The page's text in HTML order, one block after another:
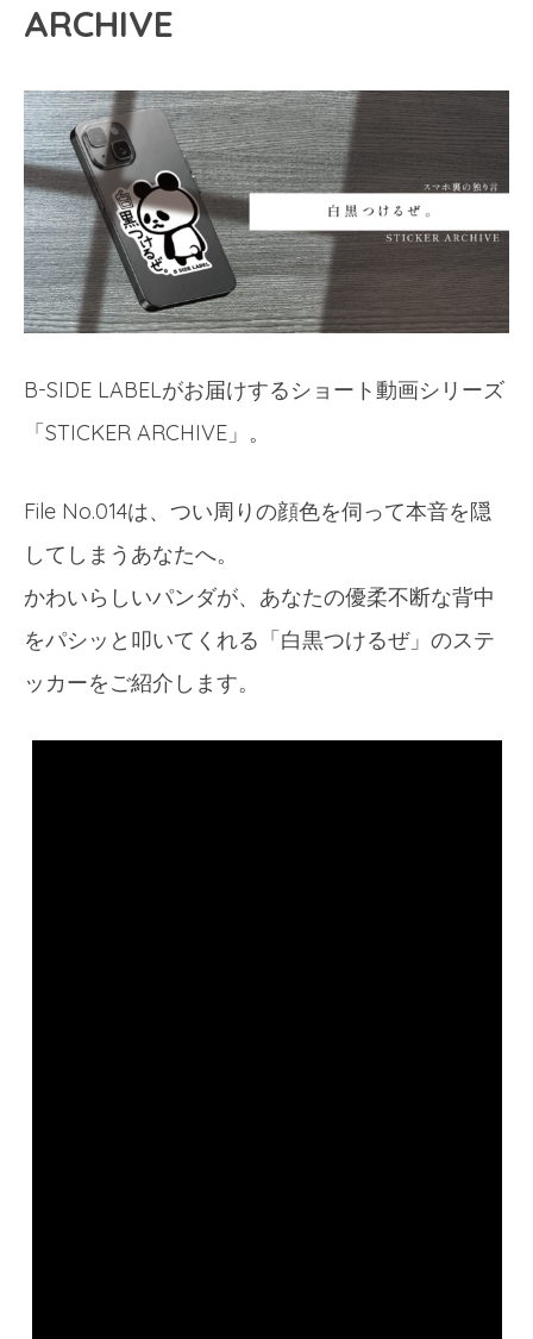
ARCHIVE
B-SIDE LABELがお届けするショート動画シリーズ
「STICKER ARCHIVE」。
File No.014は、つい周りの顔色を伺って本音を隠
してしまうあなたへ。
かわいらしいパンダが、あなたの優柔不断な背中
をパシッと叩いてくれる「白黒つけるぜ」のステ
ッカーをご紹介します。